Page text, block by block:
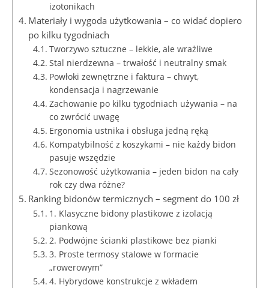
izotonikach
Materiały i wygoda użytkowania – co widać dopiero
po kilku tygodniach
Tworzywo sztuczne – lekkie, ale wrażliwe
Stal nierdzewna – trwałość i neutralny smak
Powłoki zewnętrzne i faktura – chwyt,
kondensacja i nagrzewanie
Zachowanie po kilku tygodniach używania – na
co zwrócić uwagę
Ergonomia ustnika i obsługa jedną ręką
Kompatybilność z koszykami – nie każdy bidon
pasuje wszędzie
Sezonowość użytkowania – jeden bidon na cały
rok czy dwa różne?
Ranking bidonów termicznych – segment do 100 zł
1. Klasyczne bidony plastikowe z izolacją
piankową
2. Podwójne ścianki plastikowe bez pianki
3. Proste termosy stalowe w formacie
„rowerowym”
4. Hybrydowe konstrukcje z wkładem